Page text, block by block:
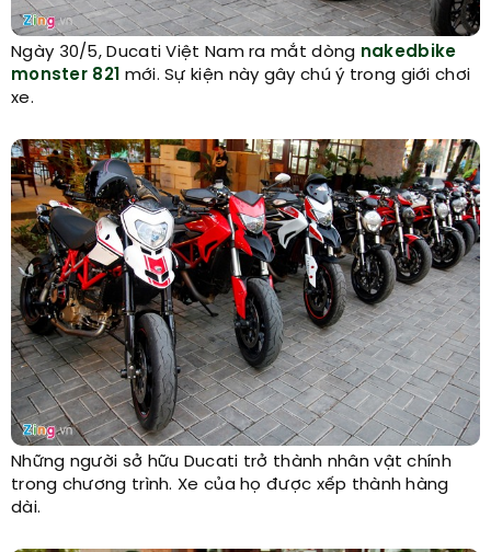
Ngày 30/5, Ducati Việt Nam ra mắt dòng nakedbike
monster 821 mới. Sự kiện này gây chú ý trong giới chơi
xe.
Những người sở hữu Ducati trở thành nhân vật chính
trong chương trình. Xe của họ được xếp thành hàng
dài.